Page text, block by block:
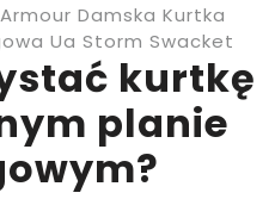
Damska Kurtka
Ua Storm Swacket
kurtkę
planie